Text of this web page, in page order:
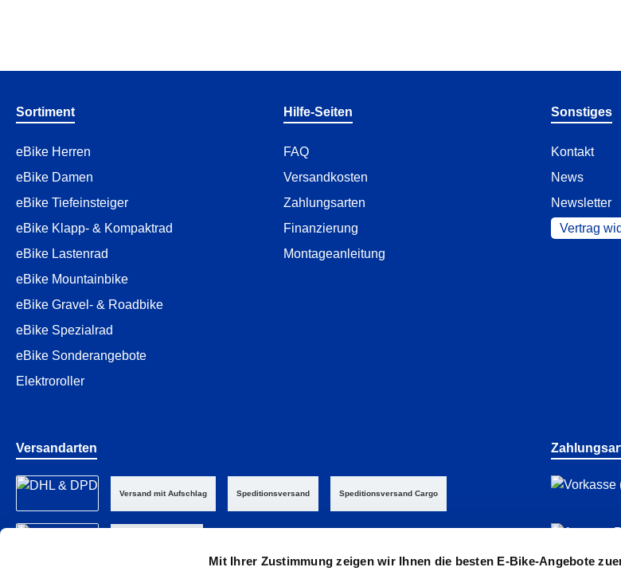
Mit Ihrer Zustimmung zeigen wir Ihnen die besten E-Bike-Angebote
Sortiment
eBike Herren
eBike Damen
eBike Tiefeinsteiger
eBike Klapp- & Kompaktrad
eBike Lastenrad
eBike Mountainbike
eBike Gravel- & Roadbike
eBike Spezialrad
eBike Sonderangebote
Elektroroller
Hilfe-Seiten
FAQ
Versandkosten
Zahlungsarten
Finanzierung
Montageanleitung
Sonstiges
Kontakt
News
Newsletter
Vertrag
Versandarten
Versand mit Aufschlag Speditionsversand Speditionsversand Cargo